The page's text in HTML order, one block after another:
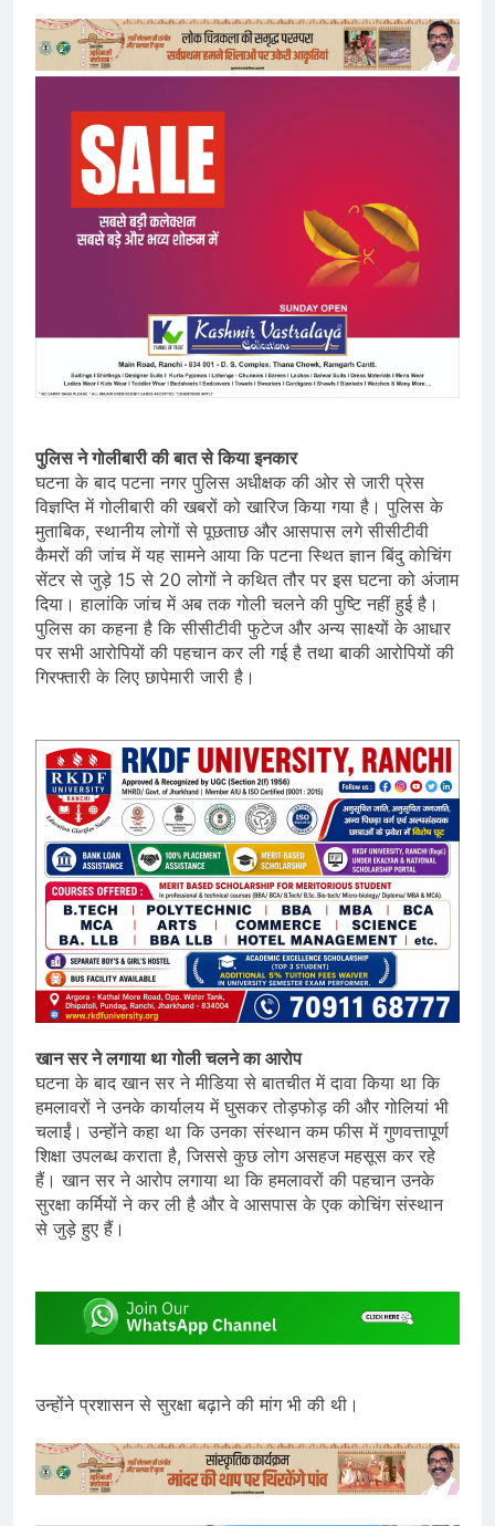
पुलिस ने गोलीबारी की बात से किया इनकार
घटना के बाद पटना नगर पुलिस अधीक्षक की ओर से जारी प्रेस
विज्ञप्ति में गोलीबारी की खबरों को खारिज किया गया है। पुलिस के
मुताबिक, स्थानीय लोगों से पूछताछ और आसपास लगे सीसीटीवी
कैमरों की जांच में यह सामने आया कि पटना स्थित ज्ञान बिंदु कोचिंग
सेंटर से जुड़े 15 से 20 लोगों ने कथित तौर पर इस घटना को अंजाम
दिया। हालांकि जांच में अब तक गोली चलने की पुष्टि नहीं हुई है।
पुलिस का कहना है कि सीसीटीवी फुटेज और अन्य साक्ष्यों के आधार
पर सभी आरोपियों की पहचान कर ली गई है तथा बाकी आरोपियों की
गिरफ्तारी के लिए छापेमारी जारी है।
खान सर ने लगाया था गोली चलने का आरोप
घटना के बाद खान सर ने मीडिया से बातचीत में दावा किया था कि
हमलावरों ने उनके कार्यालय में घुसकर तोड़फोड़ की और गोलियां भी
चलाईं। उन्होंने कहा था कि उनका संस्थान कम फीस में गुणवत्तापूर्ण
शिक्षा उपलब्ध कराता है, जिससे कुछ लोग असहज महसूस कर रहे
हैं। खान सर ने आरोप लगाया था कि हमलावरों की पहचान उनके
सुरक्षा कर्मियों ने कर ली है और वे आसपास के एक कोचिंग संस्थान
से जुड़े हुए हैं।
उन्होंने प्रशासन से सुरक्षा बढ़ाने की मांग भी की थी।